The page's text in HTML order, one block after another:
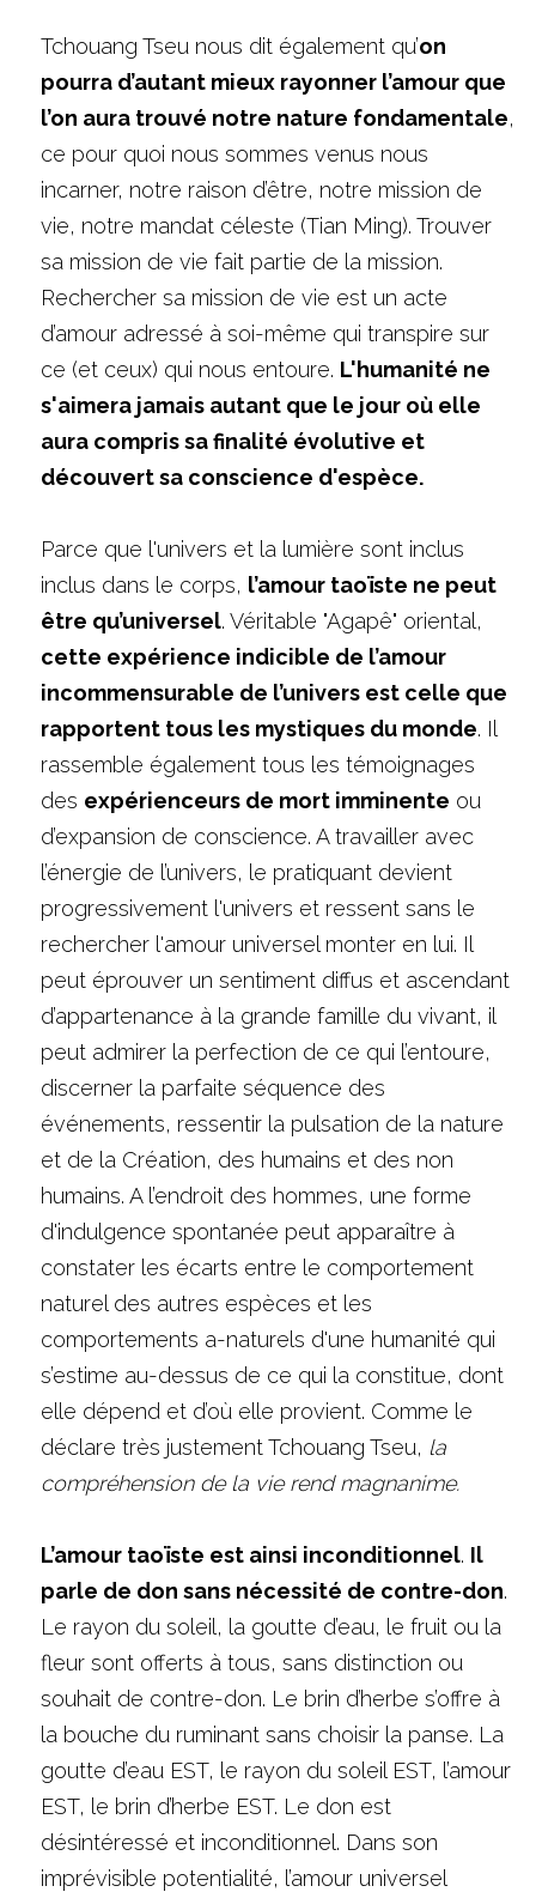
Tchouang Tseu nous dit également qu’on
pourra d’autant mieux rayonner l’amour que
l’on aura trouvé notre nature fondamentale,
ce pour quoi nous sommes venus nous
incarner, notre raison d’être, notre mission de
vie, notre mandat céleste (Tian Ming). Trouver
sa mission de vie fait partie de la mission.
Rechercher sa mission de vie est un acte
d’amour adressé à soi-même qui transpire sur
ce (et ceux) qui nous entoure. L'humanité ne
s'aimera jamais autant que le jour où elle
aura compris sa finalité évolutive et
découvert sa conscience d'espèce.
Parce que l'univers et la lumière sont inclus
inclus dans le corps, l’amour taoïste ne peut
être qu’universel. Véritable "Agapê" oriental,
cette expérience indicible de l’amour
incommensurable de l’univers est celle que
rapportent tous les mystiques du monde. Il
rassemble également tous les témoignages
des expérienceurs de mort imminente ou
d’expansion de conscience. A travailler avec
l’énergie de l’univers, le pratiquant devient
progressivement l'univers et ressent sans le
rechercher l'amour universel monter en lui. Il
peut éprouver un sentiment diffus et ascendant
d’appartenance à la grande famille du vivant, il
peut admirer la perfection de ce qui l’entoure,
discerner la parfaite séquence des
événements, ressentir la pulsation de la nature
et de la Création, des humains et des non
humains. A l’endroit des hommes, une forme
d'indulgence spontanée peut apparaître à
constater les écarts entre le comportement
naturel des autres espèces et les
comportements a-naturels d'une humanité qui
s’estime au-dessus de ce qui la constitue, dont
elle dépend et d’où elle provient. Comme le
déclare très justement Tchouang Tseu, la
compréhension de la vie rend magnanime.
L’amour taoïste est ainsi inconditionnel. Il
parle de don sans nécessité de contre-don.
Le rayon du soleil, la goutte d’eau, le fruit ou la
fleur sont offerts à tous, sans distinction ou
souhait de contre-don. Le brin d’herbe s’offre à
la bouche du ruminant sans choisir la panse. La
goutte d’eau EST, le rayon du soleil EST, l’amour
EST, le brin d’herbe EST. Le don est
désintéressé et inconditionnel. Dans son
imprévisible potentialité, l’amour universel